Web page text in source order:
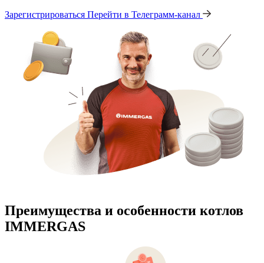
Зарегистрироваться Перейти в Телеграмм-канал
Преимущества и особенности котлов
IMMERGAS